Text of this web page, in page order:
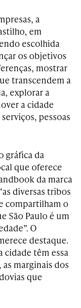
a
em
escolhida
os objetivos
mostrar
transcendem a
explorar a
a cidade
pessoas
gráfica da
que oferece
da marca
diversas tribos
compartilham o
São Paulo é um
O
destaque.
cidade têm essa
marginais dos
que